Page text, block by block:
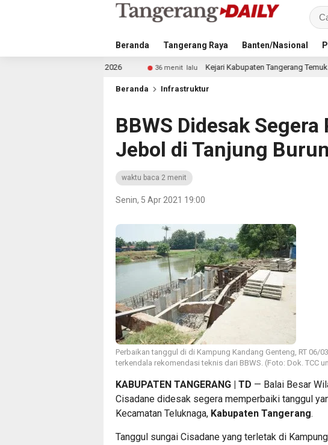
Beranda Tangerang Raya Banten/Nasional
Kejari Kabupaten Tangerang Temukan Siswa Fiktif dalam
Beranda Infrastruktur
BBWS Didesak
Jebol di Tanjung
waktu baca 2 menit
Senin, 5 Apr 2021 19:00
Perbaikan tanggul di di Kampung Kandang Genteng, RT 06/
terkendala rekomendasi teknis dari BBWS. (Foto: Dok. TCC
KABUPATEN TANGERANG | TD — Balai Besar
Cisadane didesak segera memperbaiki tanggul
Kecamatan Teluknaga, Kabupaten Tangerang.
Tanggul sungai Cisadane yang terletak di